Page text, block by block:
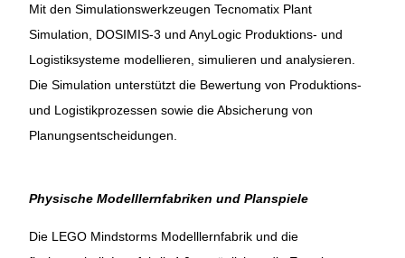
Mit den Simulationswerkzeugen Tecnomatix Plant
Simulation, DOSIMIS-3 und AnyLogic Produktions- und
Logistiksysteme modellieren, simulieren und analysieren.
Die Simulation unterstützt die Bewertung von Produktions-
und Logistikprozessen sowie die Absicherung von
Planungsentscheidungen.
Physische Modelllernfabriken und Planspiele
Die LEGO Mindstorms Modelllernfabrik und die